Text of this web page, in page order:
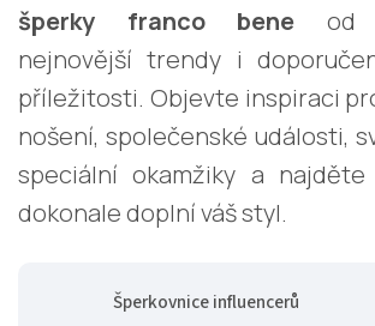
šperky franco bene od
nejnovější trendy i
příležitosti. Objevte inspiraci
nošení, společenské události,
speciální okamžiky a
dokonale doplní váš styl.
Šperkovnice influencerů